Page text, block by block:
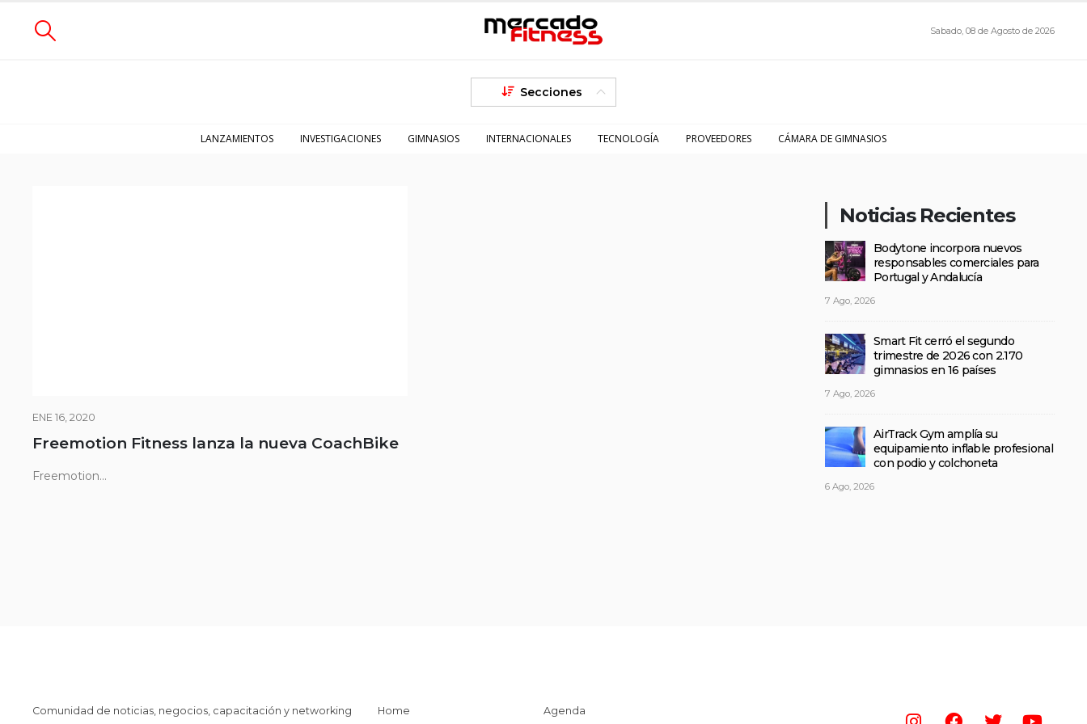
Sabado, 08 de Agosto de 2026
Secciones
LANZAMIENTOS INVESTIGACIONES GIMNASIOS INTERNACIONALES TECNOLOGÍA PROVEEDORES CÁMARA DE GIMNASIOS
ENE 16, 2020
Freemotion Fitness lanza la nueva CoachBike
Freemotion...
Noticias Recientes
Bodytone incorpora nuevos
responsables comerciales para
Portugal y Andalucía
7 Ago, 2026
Smart Fit cerró el segundo
trimestre de 2026 con 2.170
gimnasios en 16 países
7 Ago, 2026
AirTrack Gym amplía su
equipamiento inflable profesional
con podio y colchoneta
6 Ago, 2026
Comunidad de noticias, negocios, capacitación y networking Home Agenda